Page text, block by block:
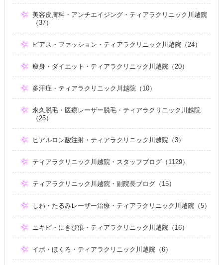
美容皮膚科・アンチエイジング・ティアラクリニック川越院
（37）
ピアス・ファッション・ティアラクリニック川越院（24）
痩身・ダイエット・ティアラクリニック川越院（20）
多汗症・ティアラクリニック川越院（10）
永久脱毛・医療レーザー脱毛・ティアラクリニック川越院
（25）
ヒアルロン酸注射・ティアラクリニック川越院（3）
ティアラクリニック川越院・スタッフブログ（1129）
ティアラクリニック川越院・副院長ブログ（15）
しわ・たるみレーザー治療・ティアラクリニック川越院（5）
ニキビ・にきび痕・ティアラクリニック川越院（16）
イボ・ほくろ・ティアラクリニック川越院（6）